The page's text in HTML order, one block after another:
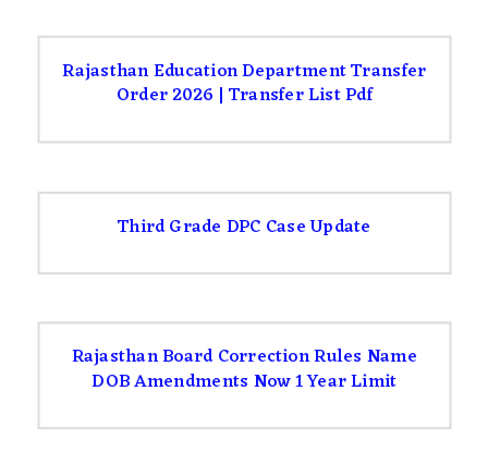
Rajasthan Education Department Transfer
Order 2026 | Transfer List Pdf
Third Grade DPC Case Update
Rajasthan Board Correction Rules Name
DOB Amendments Now 1 Year Limit